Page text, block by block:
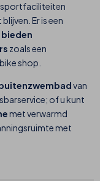
sportfaciliteiten
Er is een
zoals een
shop.
van
of u kunt
met verwarmd
met